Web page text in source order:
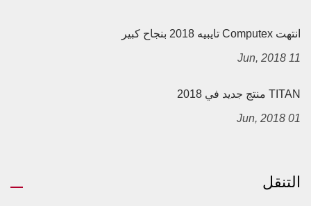
انتهت Computex تايبيه 2018 بنجاح كبير
11 Jun, 2018
TITAN منتج جديد في 2018
01 Jun, 2018
التنقل